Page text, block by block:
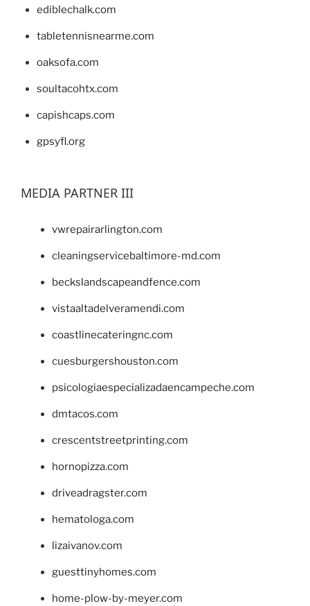
ediblechalk.com
tabletennisnearme.com
oaksofa.com
soultacohtx.com
capishcaps.com
gpsyfl.org
MEDIA PARTNER III
vwrepairarlington.com
cleaningservicebaltimore-md.com
beckslandscapeandfence.com
vistaaltadelveramendi.com
coastlinecateringnc.com
cuesburgershouston.com
psicologiaespecializadaencampeche.com
dmtacos.com
crescentstreetprinting.com
hornopizza.com
driveadragster.com
hematologa.com
lizaivanov.com
guesttinyhomes.com
home-plow-by-meyer.com